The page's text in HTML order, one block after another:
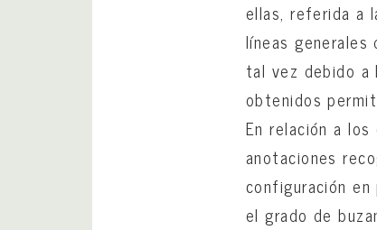
ellas, referida a
líneas
tal vez debido a
obtenidos
En relación a
anotaciones
configuración
el grado de